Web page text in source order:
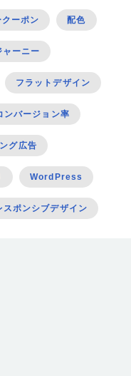
ーポン 配色
ャーニー
フラットデザイン
ンバージョン率
グ広告
WordPress
スポンシブデザイン